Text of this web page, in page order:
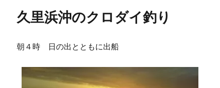
久里浜沖のクロダイ釣り
朝４時 日の出とともに出船